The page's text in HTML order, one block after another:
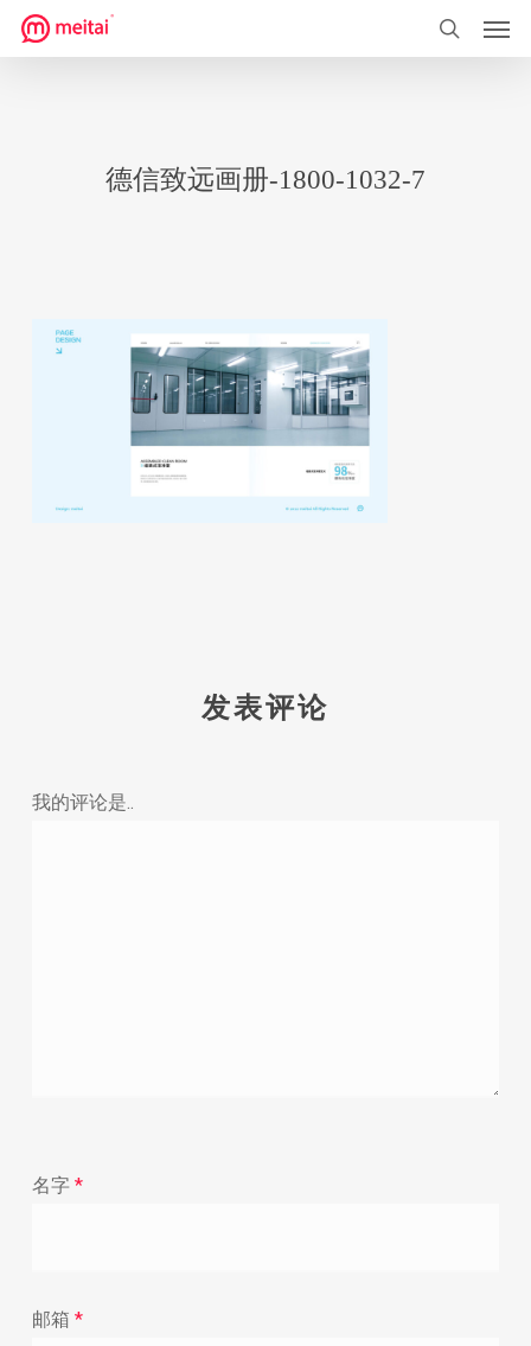
到
搜索
德信致远画册-1800-1032-7
发表评论
我的评论是..
名字 *
邮箱 *